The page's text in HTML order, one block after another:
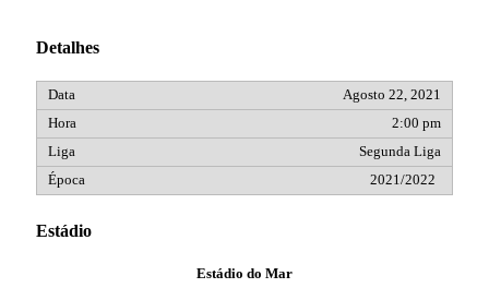
Detalhes
Agosto 22, 2021
2:00 pm
Segunda Liga
2021/2022
Estádio
Estádio do Mar